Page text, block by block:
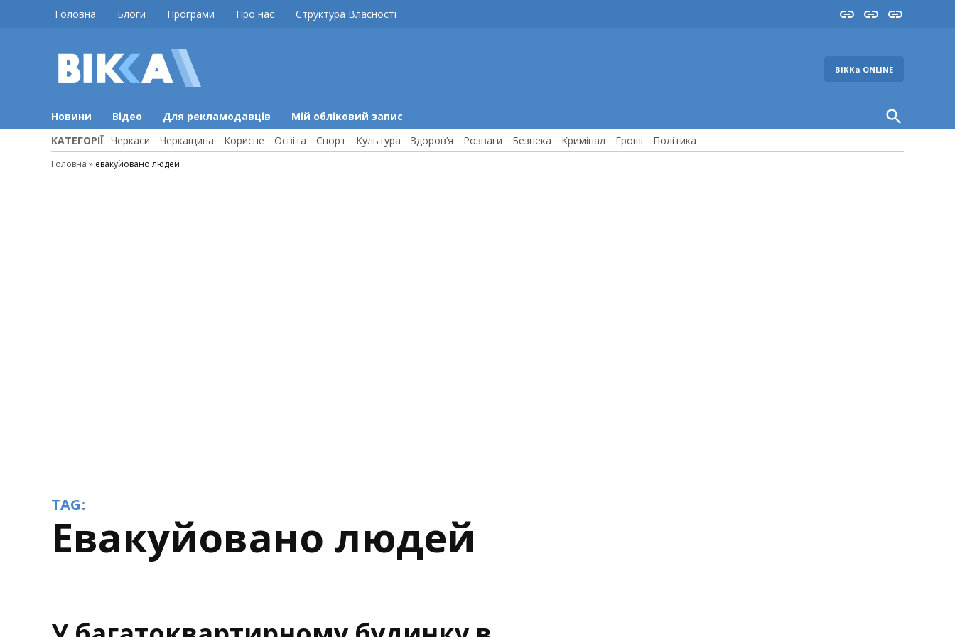
Головна Блоги Програми Про нас Структура Власності InstaYouTube
FB
ВіККа ONLINE
Новини Відео Для рекламодавців Мій обліковий запис
Open
Search
КАТЕГОРІЇ Черкаси Черкащина Корисне Освіта Спорт Культура Здоров’я Розваги Безпека Кримінал Гроші Політика
Головна » евакуйовано людей
TAG:
евакуйовано людей